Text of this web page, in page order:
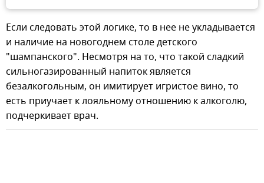
Если следовать этой логике, то в нее не укладывается
и наличие на новогоднем столе детского
"шампанского". Несмотря на то, что такой сладкий
сильногазированный напиток является
безалкогольным, он имитирует игристое вино, то
есть приучает к лояльному отношению к алкоголю,
подчеркивает врач.